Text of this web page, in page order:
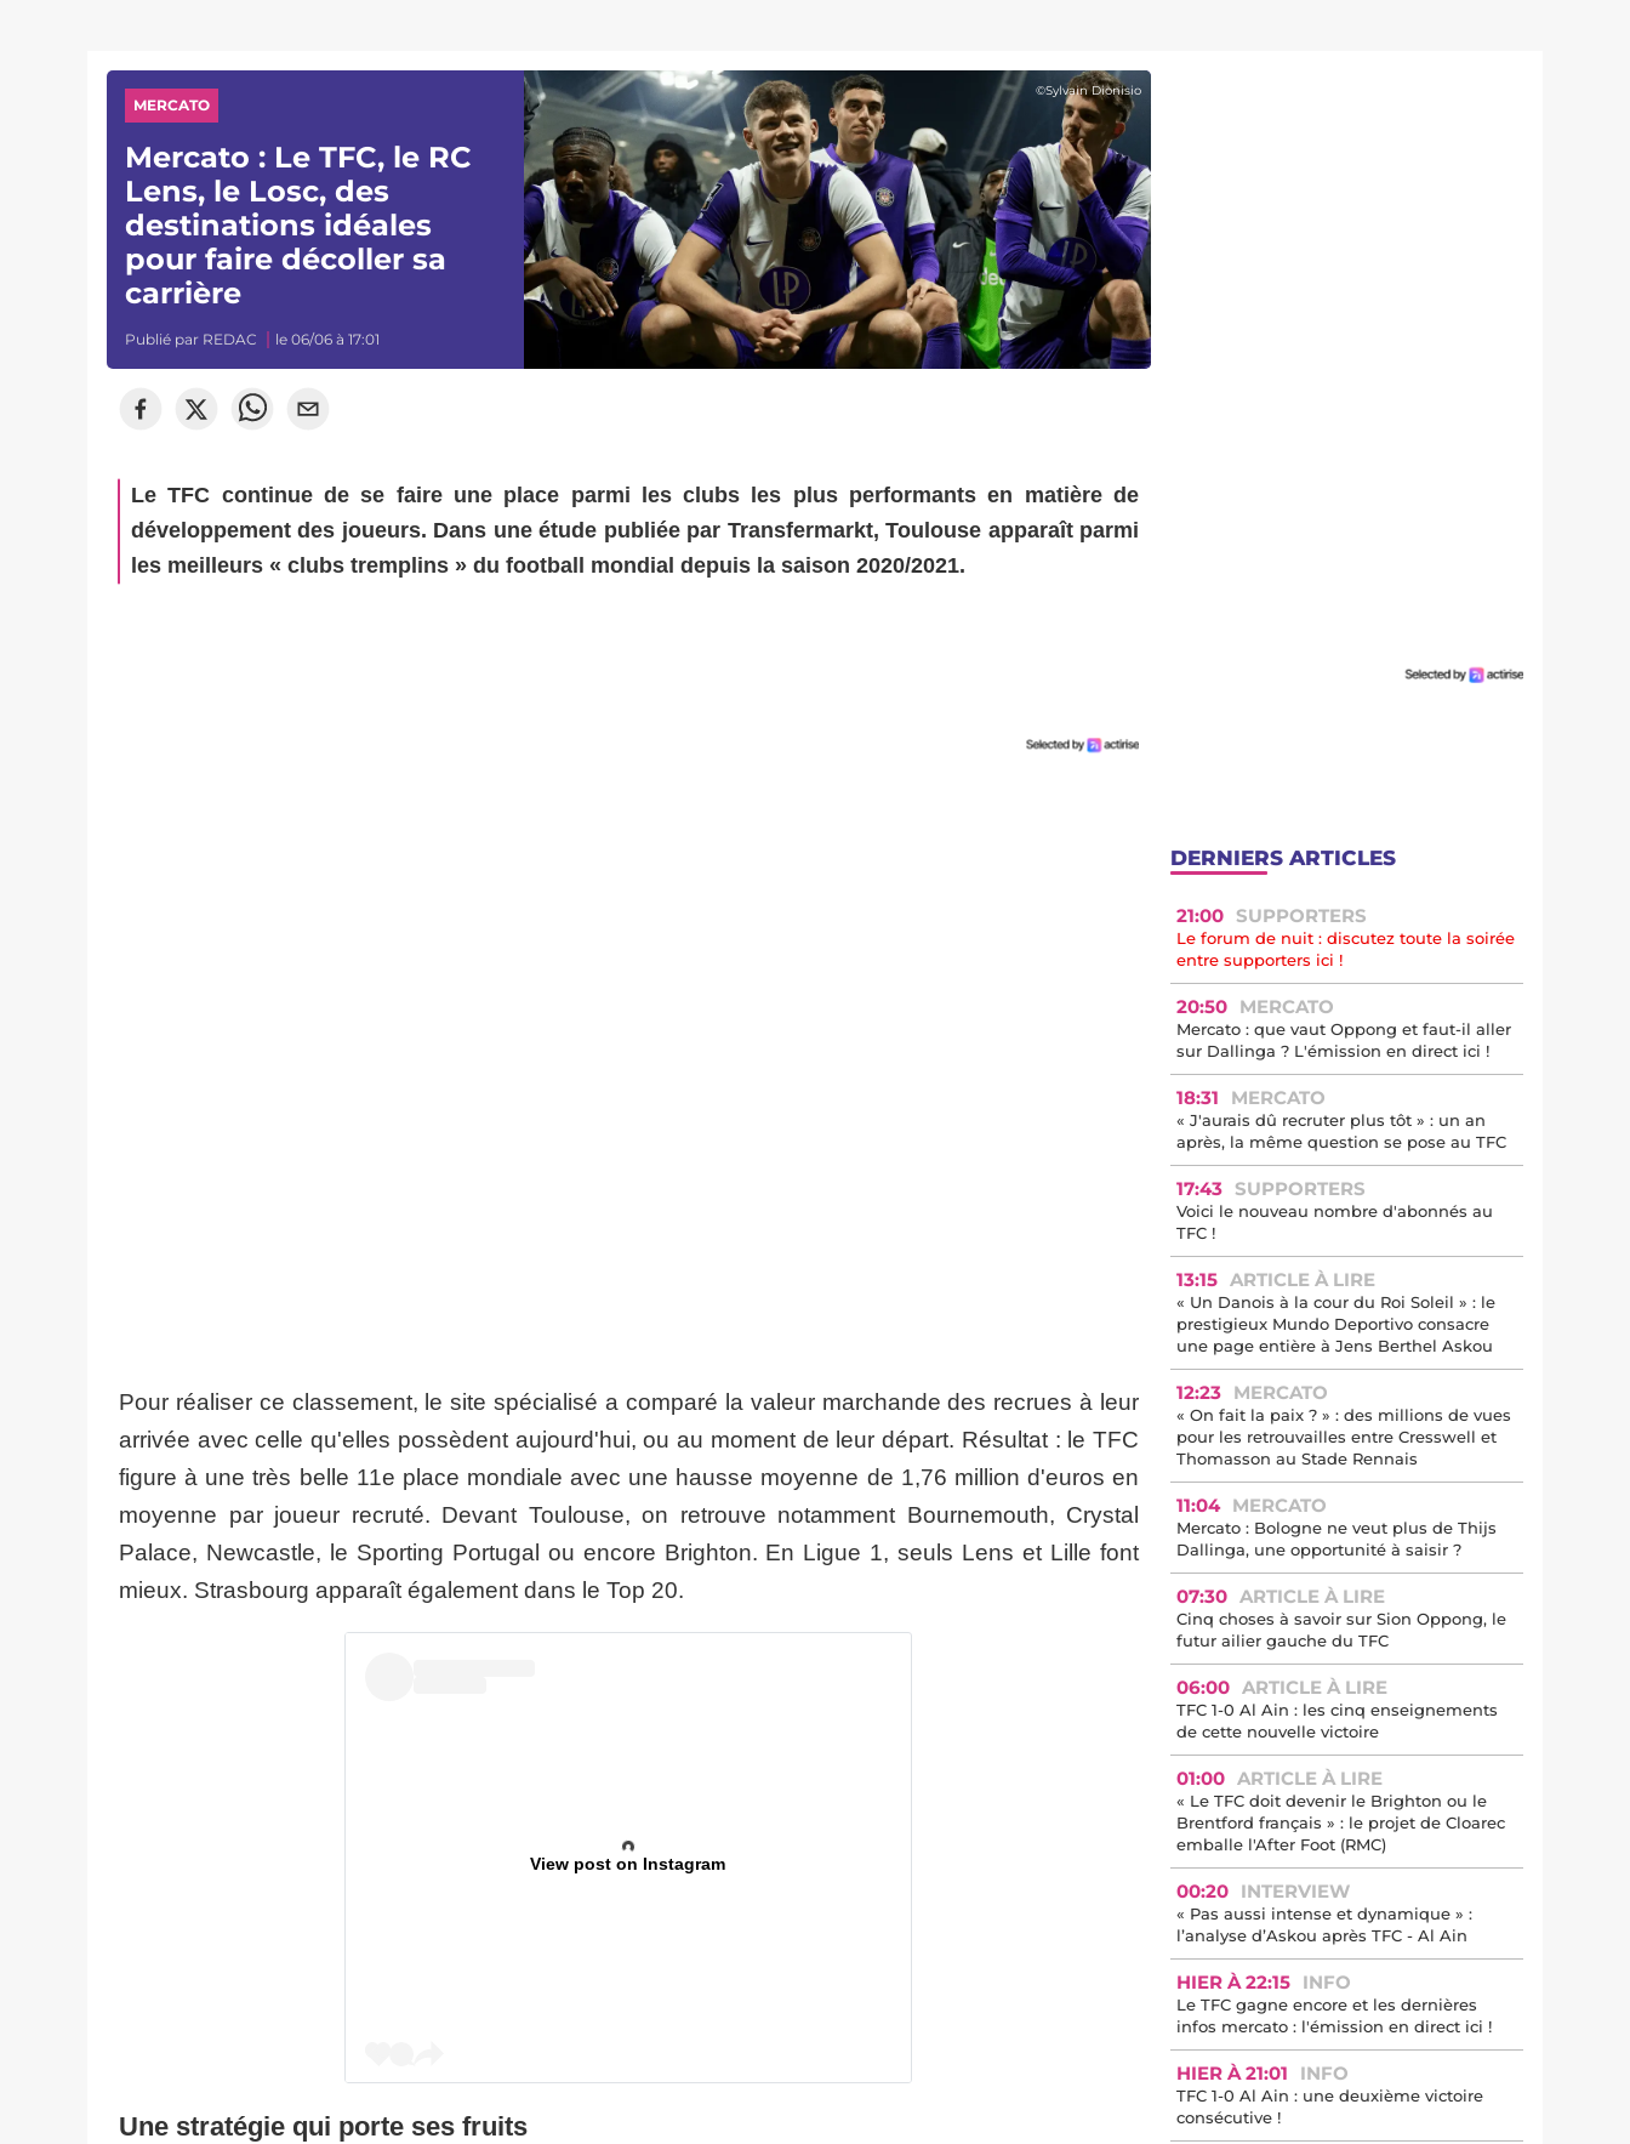
©Sylvain Dionisio
MERCATO
Mercato : Le TFC, le RC
Lens, le Losc, des
destinations idéales
pour faire décoller sa
carrière
Publié par REDAC le 06/06 à 17:01
Le TFC continue de se faire une place parmi les clubs les plus performants en matière de
développement des joueurs. Dans une étude publiée par Transfermarkt, Toulouse apparaît parmi
les meilleurs « clubs tremplins » du football mondial depuis la saison 2020/2021.
Pour réaliser ce classement, le site spécialisé a comparé la valeur marchande des recrues à leur
arrivée avec celle qu'elles possèdent aujourd'hui, ou au moment de leur départ. Résultat : le TFC
figure à une très belle 11e place mondiale avec une hausse moyenne de 1,76 million d'euros en
moyenne par joueur recruté. Devant Toulouse, on retrouve notamment Bournemouth, Crystal
Palace, Newcastle, le Sporting Portugal ou encore Brighton. En Ligue 1, seuls Lens et Lille font
mieux. Strasbourg apparaît également dans le Top 20.
View post on Instagram
Une stratégie qui porte ses fruits
DERNIERS ARTICLES
21:00 SUPPORTERS
Le forum de nuit : discutez toute la soirée
entre supporters ici !
20:50 MERCATO
Mercato : que vaut Oppong et faut-il aller
sur Dallinga ? L'émission en direct ici !
18:31 MERCATO
« J'aurais dû recruter plus tôt » : un an
après, la même question se pose au TFC
17:43 SUPPORTERS
Voici le nouveau nombre d'abonnés au
TFC !
13:15 ARTICLE À LIRE
« Un Danois à la cour du Roi Soleil » : le
prestigieux Mundo Deportivo consacre
une page entière à Jens Berthel Askou
12:23 MERCATO
« On fait la paix ? » : des millions de vues
pour les retrouvailles entre Cresswell et
Thomasson au Stade Rennais
11:04 MERCATO
Mercato : Bologne ne veut plus de Thijs
Dallinga, une opportunité à saisir ?
07:30 ARTICLE À LIRE
Cinq choses à savoir sur Sion Oppong, le
futur ailier gauche du TFC
06:00 ARTICLE À LIRE
TFC 1-0 Al Ain : les cinq enseignements
de cette nouvelle victoire
01:00 ARTICLE À LIRE
« Le TFC doit devenir le Brighton ou le
Brentford français » : le projet de Cloarec
emballe l'After Foot (RMC)
00:20 INTERVIEW
« Pas aussi intense et dynamique » :
l’analyse d’Askou après TFC - Al Ain
HIER À 22:15 INFO
Le TFC gagne encore et les dernières
infos mercato : l'émission en direct ici !
HIER À 21:01 INFO
TFC 1-0 Al Ain : une deuxième victoire
consécutive !